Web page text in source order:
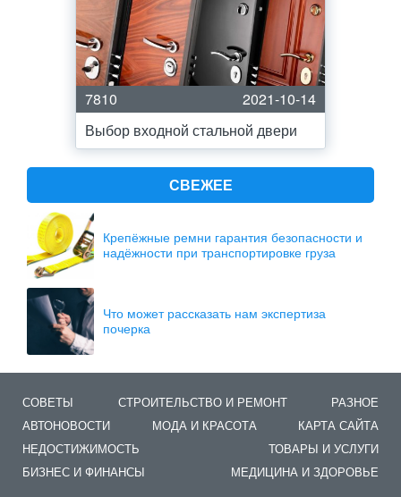
7810
2021-10-14
Выбор входной стальной двери
СВЕЖЕЕ
Крепёжные ремни гарантия безопасности и
надёжности при транспортировке груза
Что может рассказать нам экспертиза
почерка
СОВЕТЫ СТРОИТЕЛЬСТВО И РЕМОНТ
РАЗНОЕ
АВТОНОВОСТИ
МОДА И КРАСОТА
КАРТА САЙТА
НЕДОСТИЖИМОСТЬ
ТОВАРЫ И УСЛУГИ
БИЗНЕС И ФИНАНСЫ
МЕДИЦИНА И ЗДОРОВЬЕ